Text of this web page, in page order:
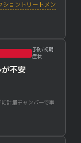
ショントリートメン
予防/初期
症状
不安
計量チャンバーで事